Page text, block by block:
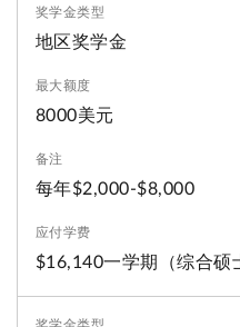
地区奖学金
8000美元
每年$2,000-$8,000
$16,140一学期（综合硕